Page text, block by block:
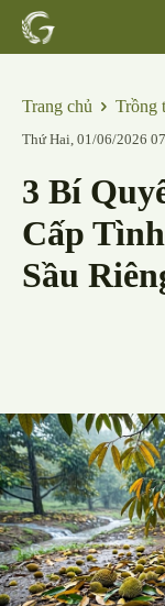
Trang chủ Trồng
Thứ Hai, 01/06/2026
3 Bí
Cấp
Sầu